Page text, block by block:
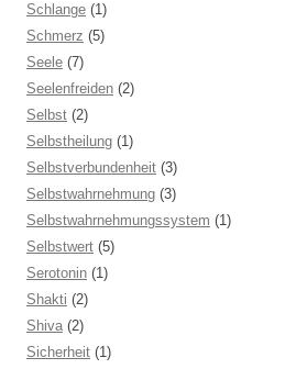
Schlange (1)
Schmerz (5)
Seele (7)
Seelenfreiden (2)
Selbst (2)
Selbstheilung (1)
Selbstverbundenheit (3)
Selbstwahrnehmung (3)
Selbstwahrnehmungssystem (1)
Selbstwert (5)
Serotonin (1)
Shakti (2)
Shiva (2)
Sicherheit (1)